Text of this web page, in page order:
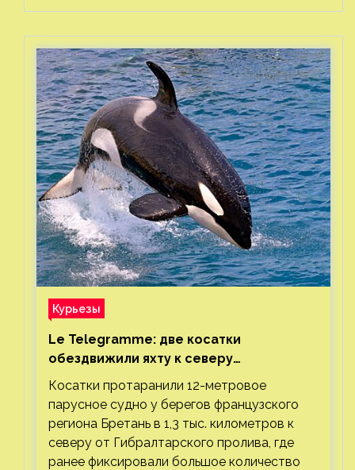
Курьезы
Le Telegramme: две косатки
обездвижили яхту к северу
от Гибралтарского пролива
Косатки протаранили 12-метровое
парусное судно у берегов французского
региона Бретань в 1,3 тыс. километров к
северу от Гибралтарского пролива, где
ранее фиксировали большое количество